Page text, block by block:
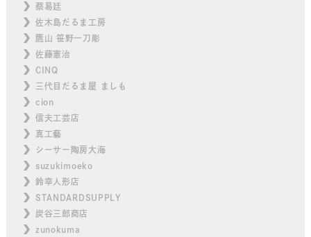
蔡易廷
佐木島だるま工房
鷹山 笹野一刀彫
佐藤憲治
CINQ
三代目だるま屋 ましも
cion
信夫工芸店
真工藝
シーサー陶房大海
suzukimoeko
鈴幸人形店
STANDARDSUPPLY
炭谷三郎商店
zunokuma